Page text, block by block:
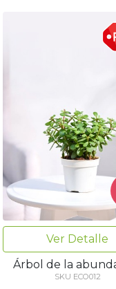
Ver Detalle
Árbol de la
SKU ECO012